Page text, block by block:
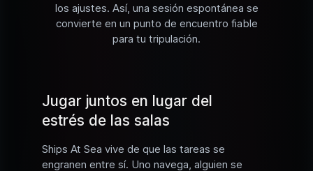
los ajustes. Así, una sesión espontánea se
convierte en un punto de encuentro fiable
para tu tripulación.
Jugar juntos en lugar del
estrés de las salas
Ships At Sea vive de que las tareas se
engranen entre sí. Uno navega, alguien se